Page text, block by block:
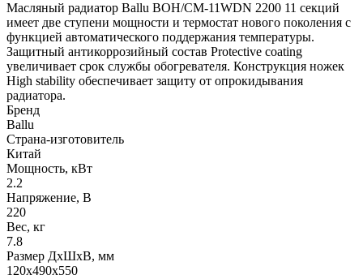
Масляный радиатор Ballu BOH/CM-11WDN 2200 11 секций
имеет две ступени мощности и термостат нового поколения с
функцией автоматического поддержания температуры.
Защитный антикоррозийный состав Protective coating
увеличивает срок службы обогревателя. Конструкция ножек
High stability обеспечивает защиту от опрокидывания
радиатора.
Бренд
Ballu
Страна-изготовитель
Китай
Мощность, кВт
2.2
Напряжение, В
220
Вес, кг
7.8
Размер ДхШхВ, мм
120х490х550